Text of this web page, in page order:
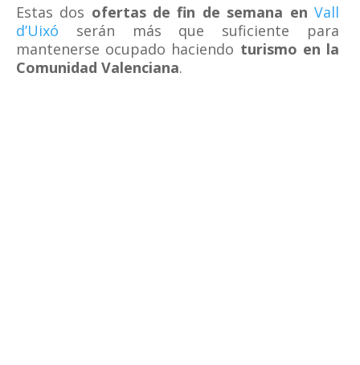
Estas dos ofertas de fin de semana en Vall
d’Uixó serán más que suficiente para
mantenerse ocupado haciendo turismo en la
Comunidad Valenciana.